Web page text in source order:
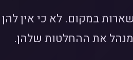
במקום. לא כי אין להן
מנהל את ההחלטות שלהן.